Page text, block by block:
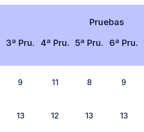
Pruebas
3ª Pru. 4ª Pru. 5ª Pru. 6ª Pru.
9 11 8 9
13 12 13 13